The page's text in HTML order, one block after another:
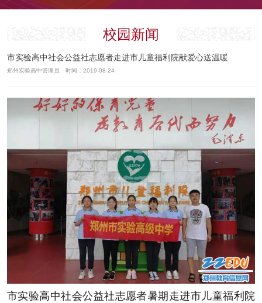
校园新闻
市实验高中社会公益社志愿者走进市儿童福利院献爱心送温暖
郑州实验高中管理员 时间：2019-08-24
市实验高中社会公益社志愿者暑期走进市儿童福利院